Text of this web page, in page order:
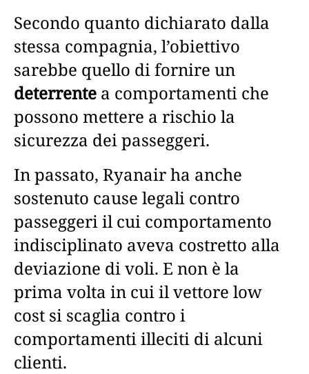
Secondo quanto dichiarato dalla
stessa compagnia, l’obiettivo
sarebbe quello di fornire un
deterrente a comportamenti che
possono mettere a rischio la
sicurezza dei passeggeri.
In passato, Ryanair ha anche
sostenuto cause legali contro
passeggeri il cui comportamento
indisciplinato aveva costretto alla
deviazione di voli. E non è la
prima volta in cui il vettore low
cost si scaglia contro i
comportamenti illeciti di alcuni
clienti.